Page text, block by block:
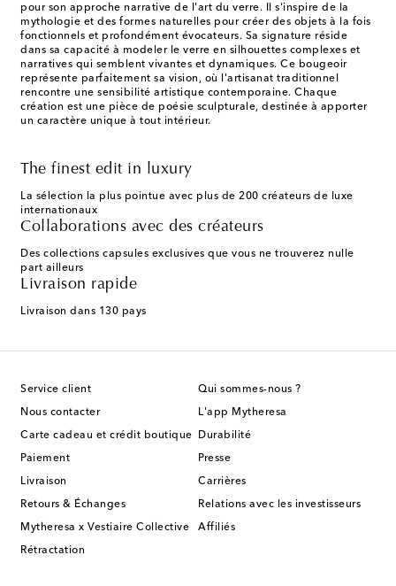
pour son approche narrative de l'art du verre. Il s'inspire de la
mythologie et des formes naturelles pour créer des objets à la fois
fonctionnels et profondément évocateurs. Sa signature réside
dans sa capacité à modeler le verre en silhouettes complexes et
narratives qui semblent vivantes et dynamiques. Ce bougeoir
représente parfaitement sa vision, où l'artisanat traditionnel
rencontre une sensibilité artistique contemporaine. Chaque
création est une pièce de poésie sculpturale, destinée à apporter
un caractère unique à tout intérieur.
The finest edit in luxury
La sélection la plus pointue avec plus de 200 créateurs de luxe
internationaux
Collaborations avec des créateurs
Des collections capsules exclusives que vous ne trouverez nulle
part ailleurs
Livraison rapide
Livraison dans 130 pays
Service client
Nous contacter
Carte cadeau et crédit boutique
Paiement
Livraison
Retours & Échanges
Mytheresa x Vestiaire Collective
Rétractation
Qui sommes-nous ?
L'app Mytheresa
Durabilité
Presse
Carrières
Relations avec les investisseurs
Affiliés